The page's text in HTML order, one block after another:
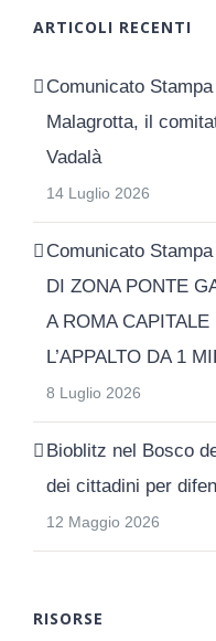
ARTICOLI RECENTI
Comunicato
Malagrotta, il
Vadalà
14 Luglio 2026
Comunicato
DI ZONA PONTE
A ROMA
L’APPALTO DA 1
8 Luglio 2026
Bioblitz nel Bosco
dei cittadini per
12 Maggio 2026
RISORSE